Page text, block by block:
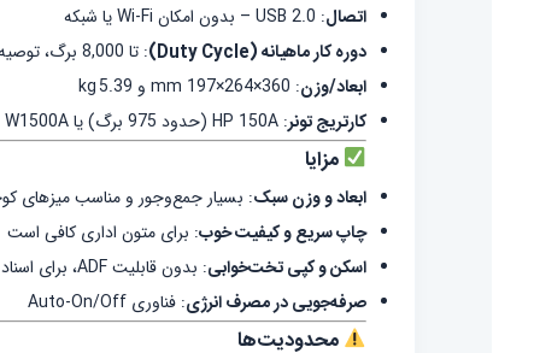
اتصال: USB 2.0 – بدون امکان Wi‑Fi یا شبکه
دوره کار ماهیانه (Duty Cycle) : تا 8,000 برگ، توصیه‌شده 100–1,000 برگ
ابعاد/وزن: 360×264×197 mm و 5.39 kg
کارتریج تونر: HP 150A (حدود 975 برگ) یا W1500A
مزایا
ابعاد و وزن سبک: بسیار جمع‌وجور و مناسب میزهای
چاپ سریع و کیفیت خوب: برای متون اداری کافی است
اسکن و کپی تخت‌خوابی: بدون قابلیت ADF، برای اسناد تکی کاربرد دارد
صرفه‌جویی در مصرف انرژی: فناوری Auto‑On/Off
محدودیت‌ها